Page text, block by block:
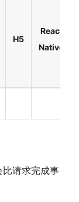
H5
React
Native
请求完成事